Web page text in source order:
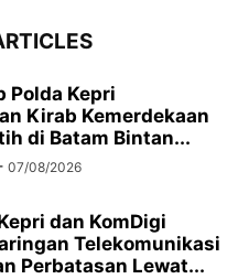
Polda Kepri
Kirab Kemerdekaan
di Batam Bintan...
07/08/2026
dan KomDigi
Telekomunikasi
Perbatasan Lewat...